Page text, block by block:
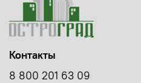
Контакты
8 800 201 63 09